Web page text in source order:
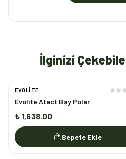
İlginizi
EVOLITE
Evolite Atact Bay Polar
₺ 1,638.00
Sepete Ekle